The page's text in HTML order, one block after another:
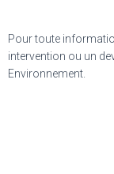
Pour toute
intervention ou un
Environnement.